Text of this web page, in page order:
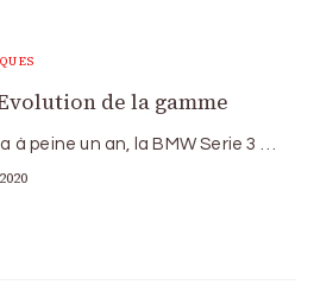
de la gamme
à peine un an, la BMW Serie 3 …